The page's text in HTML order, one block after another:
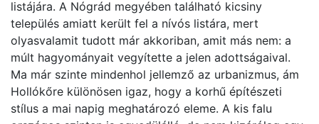
listájára. A Nógrád megyében található kicsiny
település amiatt került fel a nívós listára, mert
olyasvalamit tudott már akkoriban, amit más nem: a
múlt hagyományait vegyítette a jelen adottságaival.
Ma már szinte mindenhol jellemző az urbanizmus, ám
Hollókőre különösen igaz, hogy a korhű építészeti
stílus a mai napig meghatározó eleme. A kis falu